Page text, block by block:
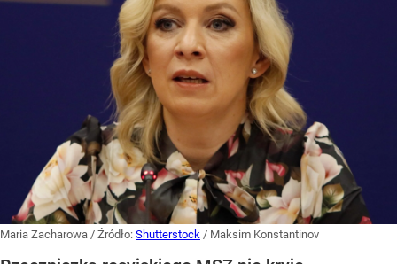
Maria Zacharowa / Źródło: Shutterstock / Maksim Konstantinov